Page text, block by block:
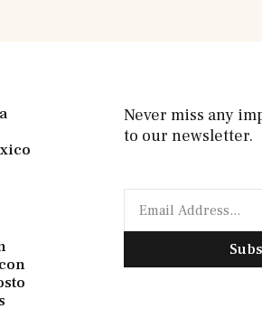
Never miss any
to our newsletter.